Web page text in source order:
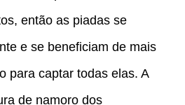
então as piadas se
e se beneficiam de mais
para captar todas elas. A
de namoro dos